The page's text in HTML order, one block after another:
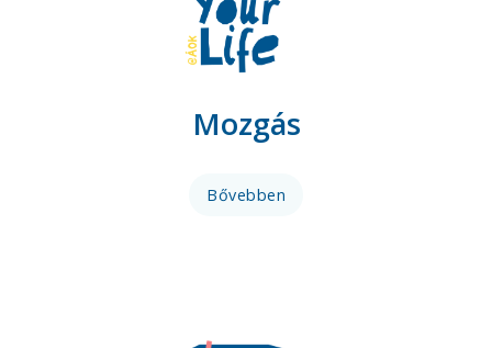
Mozgás
Bővebben